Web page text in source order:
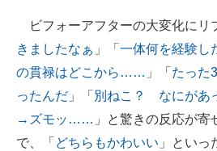
ビフォーアフターの大変化にリ
きましたなぁ 」「 一体何を経験
の貫禄はどこから…… 」「 たった
ったんだ 」「 別ねこ？ なにがあ
→ズモッ…… 」と驚きの反応が
で、「 どちらもかわいい 」とい